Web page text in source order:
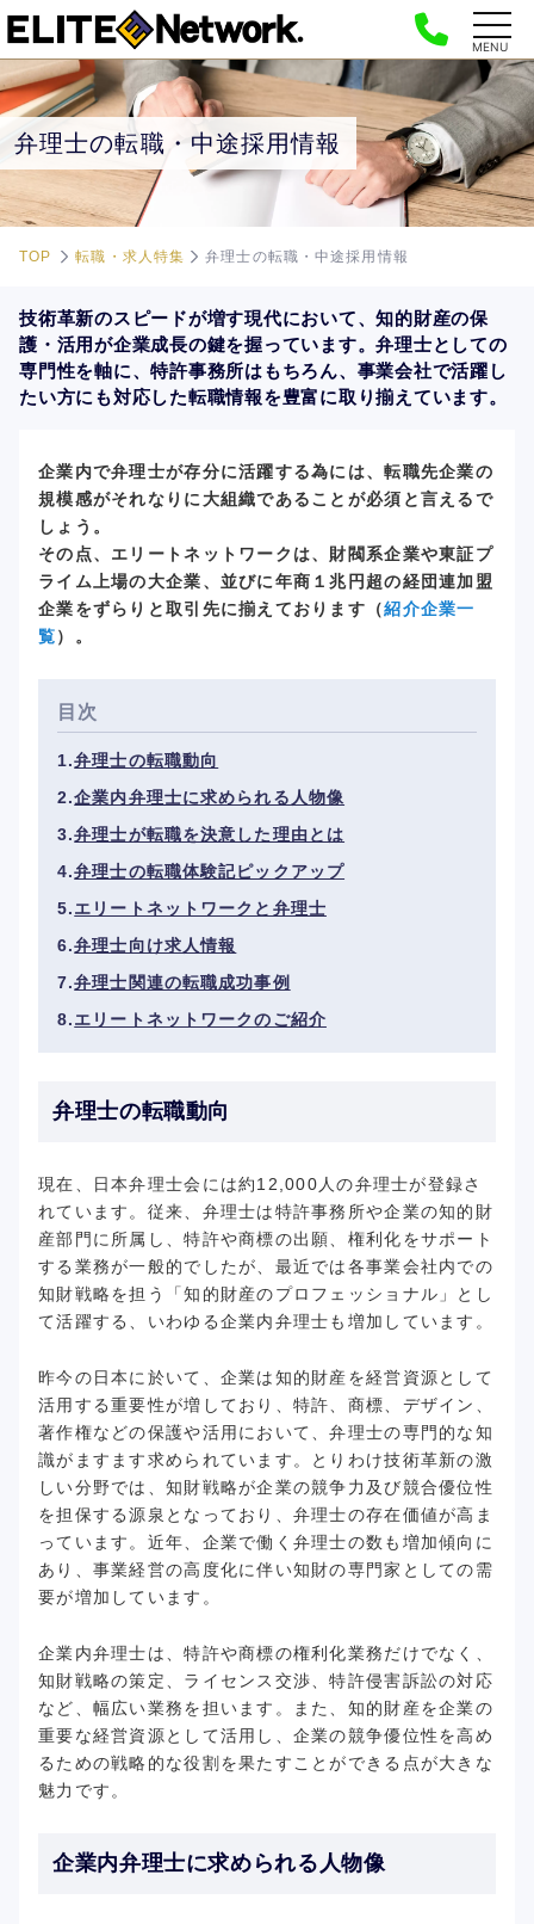
MENU
弁理士の転職・中途採用情報
TOP 転職・求人特集 弁理士の転職・中途採用情報
技術革新のスピードが増す現代において、知的財産の保
護・活用が企業成長の鍵を握っています。弁理士としての
専門性を軸に、特許事務所はもちろん、事業会社で活躍し
たい方にも対応した転職情報を豊富に取り揃えています。
企業内で弁理士が存分に活躍する為には、転職先企業の
規模感がそれなりに大組織であることが必須と言えるで
しょう。
その点、エリートネットワークは、財閥系企業や東証プ
ライム上場の大企業、並びに年商１兆円超の経団連加盟
企業をずらりと取引先に揃えております（紹介企業一
覧）。
目次
弁理士の転職動向
企業内弁理士に求められる人物像
弁理士が転職を決意した理由とは
弁理士の転職体験記ピックアップ
エリートネットワークと弁理士
弁理士向け求人情報
弁理士関連の転職成功事例
エリートネットワークのご紹介
弁理士の転職動向
現在、日本弁理士会には約12,000人の弁理士が登録さ
れています。従来、弁理士は特許事務所や企業の知的財
産部門に所属し、特許や商標の出願、権利化をサポート
する業務が一般的でしたが、最近では各事業会社内での
知財戦略を担う「知的財産のプロフェッショナル」とし
て活躍する、いわゆる企業内弁理士も増加しています。
昨今の日本に於いて、企業は知的財産を経営資源として
活用する重要性が増しており、特許、商標、デザイン、
著作権などの保護や活用において、弁理士の専門的な知
識がますます求められています。とりわけ技術革新の激
しい分野では、知財戦略が企業の競争力及び競合優位性
を担保する源泉となっており、弁理士の存在価値が高ま
っています。近年、企業で働く弁理士の数も増加傾向に
あり、事業経営の高度化に伴い知財の専門家としての需
要が増加しています。
企業内弁理士は、特許や商標の権利化業務だけでなく、
知財戦略の策定、ライセンス交渉、特許侵害訴訟の対応
など、幅広い業務を担います。また、知的財産を企業の
重要な経営資源として活用し、企業の競争優位性を高め
るための戦略的な役割を果たすことができる点が大きな
魅力です。
企業内弁理士に求められる人物像